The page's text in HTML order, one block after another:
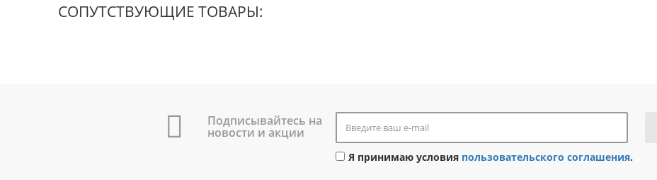
СОПУТСТВУЮЩИЕ ТОВАРЫ:
Подписывайтесь на
новости и акции
Я принимаю условия пользовательского соглашения.